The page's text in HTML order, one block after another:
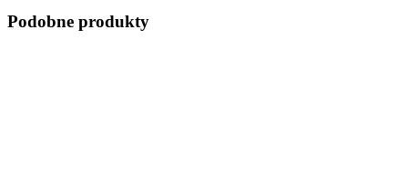
Podobne produkty